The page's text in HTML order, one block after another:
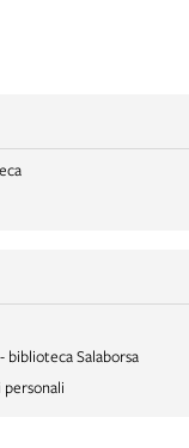
biblioteca Salaborsa